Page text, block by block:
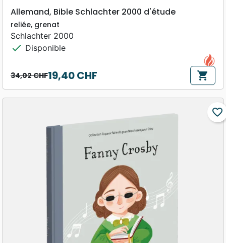
Allemand, Bible Schlachter 2000 d'étude
reliée, grenat
Schlachter 2000
check Disponible
Prix de base
34,02 CHF
Prix 19,40 CHF shopping_cart
favorite_border